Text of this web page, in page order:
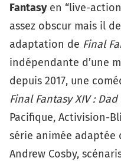
Fantasyen “live-
assez obscur mais il
adaptation de Final
indépendante d’une
depuis 2017, une
Final Fantasy XIV :
Pacifique, Activision-
série animée adaptée
Andrew Cosby,